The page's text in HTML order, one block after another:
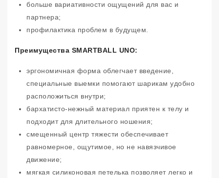
больше вариативности ощущений для вас и
партнера;
профилактика проблем в будущем.
Преимущества SMARTBALL UNO:
эргономичная форма облегчает введение,
специальные выемки помогают шарикам удобно
расположиться внутри;
бархатисто‑нежный материал приятен к телу и
подходит для длительного ношения;
смещенный центр тяжести обеспечивает
равномерное, ощутимое, но не навязчивое
движение;
мягкая силиконовая петелька позволяет легко и